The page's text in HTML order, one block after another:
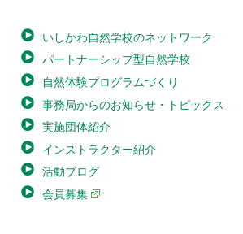
いしかわ自然学校のネットワーク
パートナーシップ型自然学校
自然体験プログラムづくり
事務局からのお知らせ・トピックス
実施団体紹介
インストラクター紹介
活動ブログ
会員募集